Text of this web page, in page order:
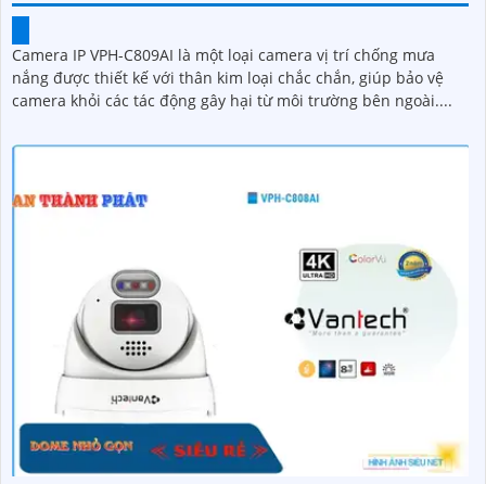
Camera IP VPH-C809AI là một loại camera vị trí chống mưa
nắng được thiết kế với thân kim loại chắc chắn, giúp bảo vệ
camera khỏi các tác động gây hại từ môi trường bên ngoài....